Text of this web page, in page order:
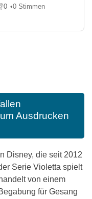
mir
0
Gefällt mir nicht
•0 Stimmen
Ausdrucken
Disney, die seit 2012
Serie Violetta spielt
von einem
für Gesang